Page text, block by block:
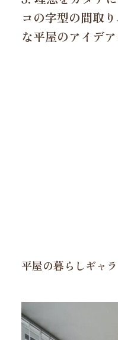
コの字型の間取
な平屋のアイデ
平屋の暮らしギャ